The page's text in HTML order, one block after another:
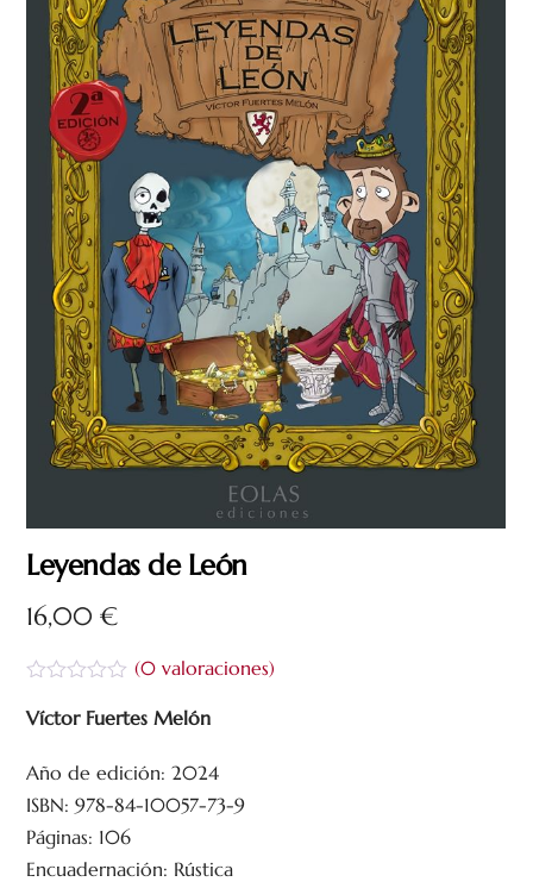
Leyendas de León
16,00€
a
r
d
o
c
o
(0valoraciones)
Víctor Fuertes Melón
Año de edición: 2024
ISBN: 978-84-10057-73-9
Páginas: 106
Encuadernación: Rústica